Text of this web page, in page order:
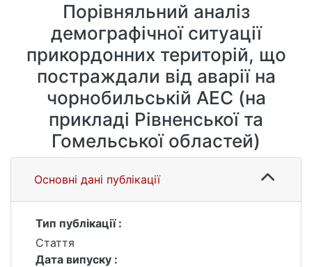
Порівняльний аналіз
демографічної ситуації
прикордонних територій, що
постраждали від аварії на
чорнобильській АЕС (на
прикладі Рівненської та
Гомельської областей)
Основні дані публікації
Тип публікації :
Стаття
Дата випуску :